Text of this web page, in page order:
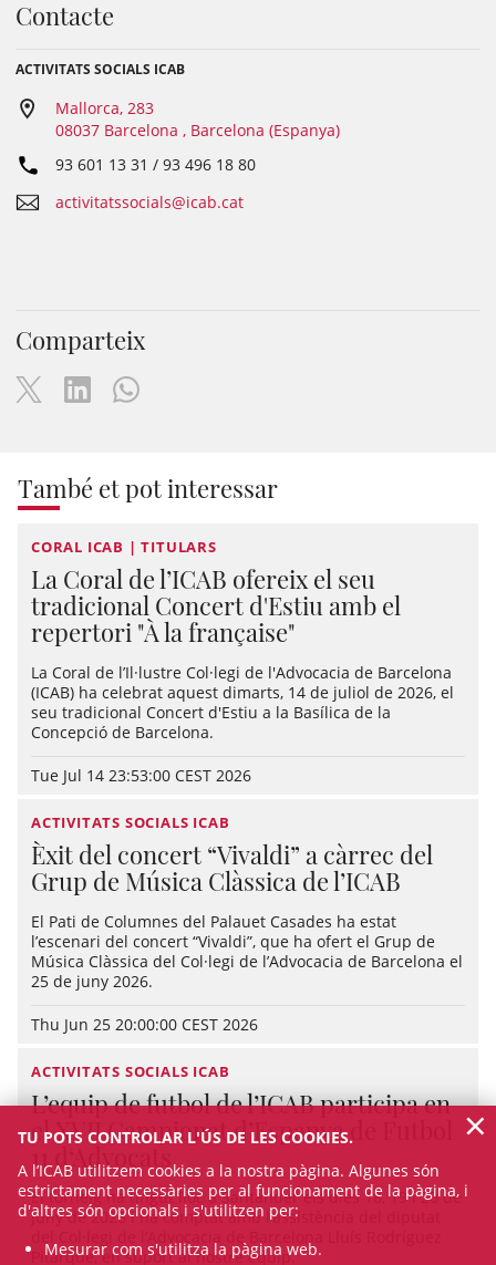
Contacte
ACTIVITATS SOCIALS ICAB
Mallorca, 283
08037 Barcelona , Barcelona (Espanya)
93 601 13 31 / 93 496 18 80
activitatssocials@icab.cat
Comparteix
També et pot interessar
CORAL ICAB | TITULARS
La Coral de l’ICAB ofereix el seu
tradicional Concert d'Estiu amb el
repertori "À la française"
La Coral de l’Il·lustre Col·legi de l'Advocacia de Barcelona
(ICAB) ha celebrat aquest dimarts, 14 de juliol de 2026, el
seu tradicional Concert d'Estiu a la Basílica de la
Concepció de Barcelona.
Tue Jul 14 23:53:00 CEST 2026
ACTIVITATS SOCIALS ICAB
Èxit del concert “Vivaldi” a càrrec del
Grup de Música Clàssica de l’ICAB
El Pati de Columnes del Palauet Casades ha estat
l’escenari del concert “Vivaldi”, que ha ofert el Grup de
Música Clàssica del Col·legi de l’Advocacia de Barcelona el
25 de juny 2026.
Thu Jun 25 20:00:00 CEST 2026
ACTIVITATS SOCIALS ICAB
L’equip de futbol de l’ICAB participa en
el XVII Campionat d’Espanya de Futbol
11 d‘Advocats
El torneig ha tingut lloc a Santander els dies 18, 19 i 20 de
juny de 2026 i ha comptat amb l’assistència del diputat
Pitarque, en suport al nostre equip.
TU POTS CONTROLAR L'ÚS DE LES COOKIES.
A l’ICAB utilitzem cookies a la nostra pàgina. Algunes són
estrictament necessàries per al funcionament de la pàgina, i
d'altres són opcionals i s'utilitzen per:
Mesurar com s'utilitza la pàgina web.
×